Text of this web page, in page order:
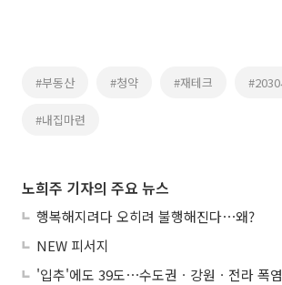
#부동산 #청약 #재테크
#내집마련
노희주 기자의 주요 뉴스
행복해지려다 오히려 불행해진다⋯왜?
NEW 피서지
'입추'에도 39도⋯수도권ㆍ강원ㆍ전라 폭염